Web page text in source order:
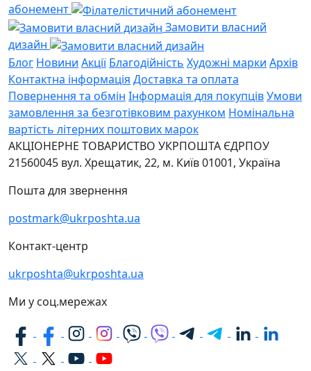
абонемент
Замовити власний
дизайн
Блог Новини Акції Благодійність Художні марки Архів
Контактна інформація Доставка та оплата
Повернення та обмін Інформація для покупцівУмови
замовлення за безготівковим рахунком Номінальна
вартість літерних поштових марок
АКЦІОНЕРНЕ ТОВАРИСТВО УКРПОШТА ЄДРПОУ
21560045 вул. Хрещатик, 22, м. Київ01001, Україна
Пошта для звернення
postmark@ukrposhta.ua
Контакт-центр
ukrposhta@ukrposhta.ua
Ми у соц.мережах